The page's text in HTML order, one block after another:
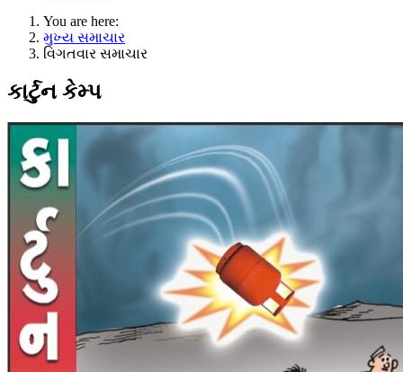
You are here:
મુખ્ય સમાચાર
વિગતવાર સમાચાર
કાર્ટુન કેમ્પ